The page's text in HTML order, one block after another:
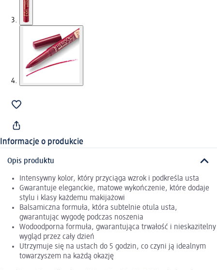
Informacje o produkcie
Opis produktu
Intensywny kolor, który przyciąga wzrok i podkreśla usta
Gwarantuje eleganckie, matowe wykończenie, które dodaje
stylu i klasy każdemu makijażowi
Balsamiczna formuła, która subtelnie otula usta,
gwarantując wygodę podczas noszenia
Wodoodporna formuła, gwarantująca trwałość i nieskazitelny
wygląd przez cały dzień
Utrzymuje się na ustach do 5 godzin, co czyni ją idealnym
towarzyszem na każdą okazję